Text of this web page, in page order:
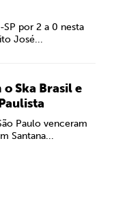
por 2 a 0 nesta
José...
Ska Brasil e
Paulo venceram
Santana...